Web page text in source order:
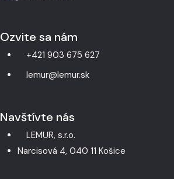
Ozvite sa nám
+421 903 675 627
lemur@lemur.sk
Navštívte nás
LEMUR, s.r.o.
Narcisová 4, 040 11 Košice